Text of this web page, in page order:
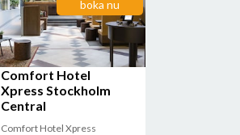
boka nu
Comfort Hotel
Xpress Stockholm
Central
Comfort Hotel Xpress